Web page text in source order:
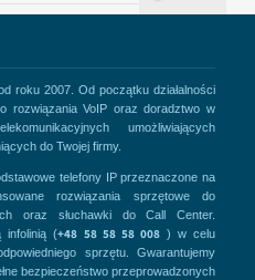
roku 2007. Od początku działalności
rozwiązania VoIP oraz doradztwo w
umożliwiających
do Twojej firmy.
telefony IP przeznaczone na
rozwiązania sprzętowe do
oraz słuchawki do Call Center.
infolinią (+48 58 58 58 008) w celu
sprzętu. Gwarantujemy
bezpieczeństwo przeprowadzonych